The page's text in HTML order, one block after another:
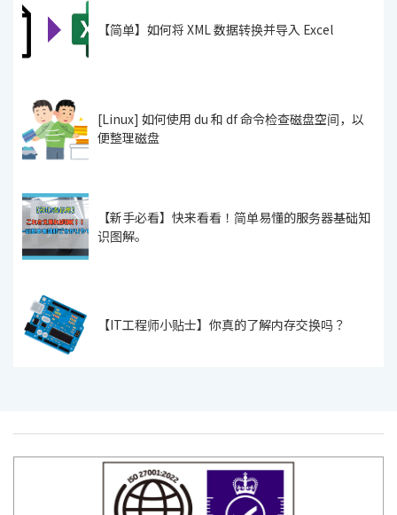
【简单】如何将 XML 数据转换并导入 Excel
[Linux] 如何使用 du 和 df 命令检查磁盘空间，以
便整理磁盘
【新手必看】快来看看！简单易懂的服务器基础知
识图解。
【IT工程师小贴士】你真的了解内存交换吗？